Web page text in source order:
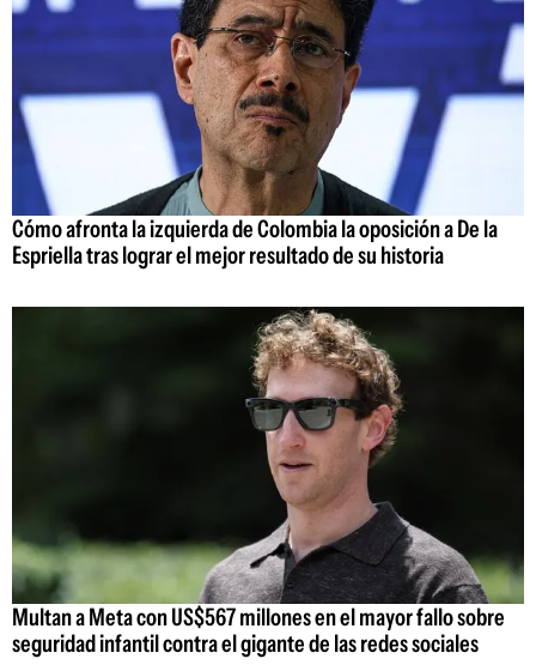
Cómo afronta la izquierda de Colombia la oposición a De la
Espriella tras lograr el mejor resultado de su historia
Multan a Meta con US$567 millones en el mayor fallo sobre
seguridad infantil contra el gigante de las redes sociales